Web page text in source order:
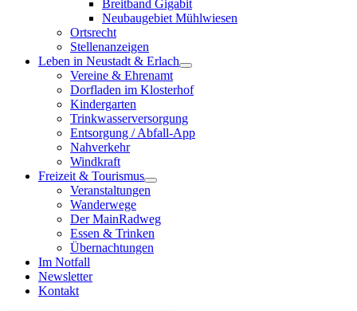
Breitband Gigabit
Neubaugebiet Mühlwiesen
Ortsrecht
Stellenanzeigen
Leben in Neustadt & Erlach
Vereine & Ehrenamt
Dorfladen im Klosterhof
Kindergarten
Trinkwasserversorgung
Entsorgung / Abfall-App
Nahverkehr
Windkraft
Freizeit & Tourismus
Veranstaltungen
Wanderwege
Der MainRadweg
Essen & Trinken
Übernachtungen
Im Notfall
Newsletter
Kontakt